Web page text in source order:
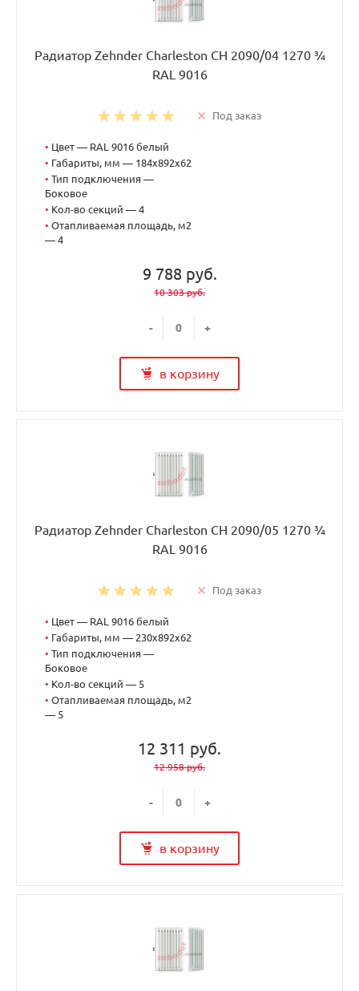
Радиатор Zehnder Charleston CH 2090/04 1270 ¾
RAL 9016
Под заказ
• Цвет — RAL 9016 белый
• Габариты, мм — 184x892x62
• Тип подключения —
Боковое
• Кол-во секций — 4
• Отапливаемая площадь, м2
— 4
9 788 руб.
10 303 руб.
- +
в корзину
Радиатор Zehnder Charleston CH 2090/05 1270 ¾
RAL 9016
Под заказ
• Цвет — RAL 9016 белый
• Габариты, мм — 230x892x62
• Тип подключения —
Боковое
• Кол-во секций — 5
• Отапливаемая площадь, м2
— 5
12 311 руб.
12 958 руб.
- +
в корзину